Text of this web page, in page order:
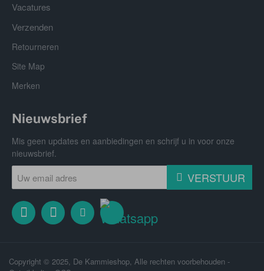
Vacatures
Verzenden
Retourneren
Site Map
Merken
Nieuwsbrief
Mis geen updates en aanbiedingen en schrijf u in voor onze
nieuwsbrief.
Uw
email
adres
VERSTUUR
Copyright © 2025, De Kammieshop, Alle rechten voorbehouden -